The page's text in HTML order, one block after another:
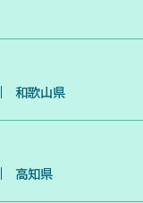
和歌山県
高知県